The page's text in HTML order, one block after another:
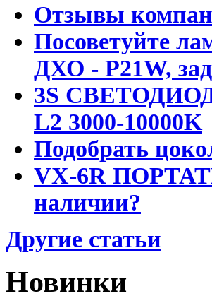
Отзывы
Посоветуйте
ДХО - P21W,
3S
L2 3000-10000K
Подобрать
VX-6R
наличии?
Другие статьи
Новинки